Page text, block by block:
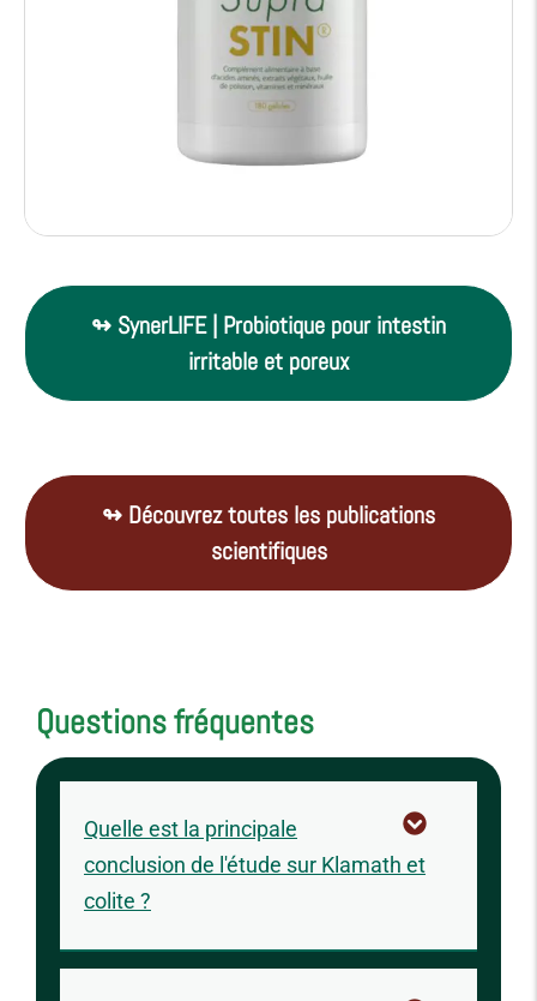
↬ SynerLIFE | Probiotique pour intestin
irritable et poreux
↬ Découvrez toutes les publications
scientifiques
Questions fréquentes
Quelle est la principale
conclusion de l'étude sur Klamath et
colite ?